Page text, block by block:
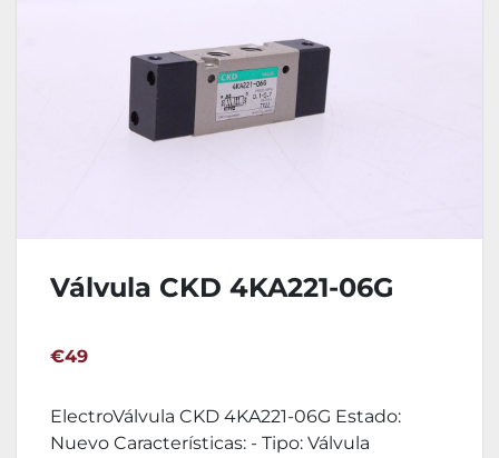
Válvula CKD 4KA221-06G
€49
ElectroVálvula CKD 4KA221-06G Estado:
Nuevo Características: - Tipo: Válvula